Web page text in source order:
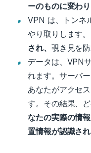
ーのものに変わ
VPN は、トンネ
やり取りします。
され、 覗き見を防
データは、VPN
れます。サーバ
あなたがアクセ
す。 その結果、
なたの実際の情
置情報が認識さ